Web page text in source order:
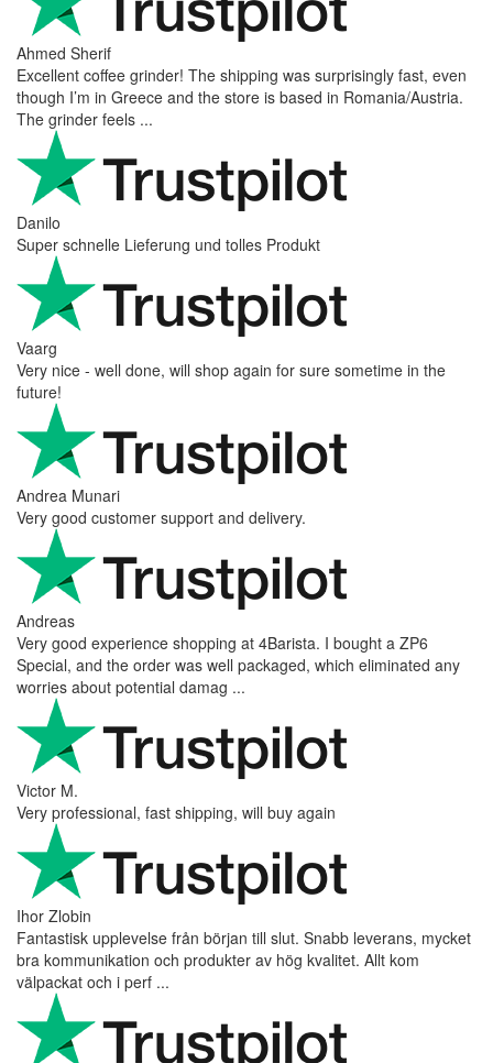
Ahmed Sherif
Excellent coffee grinder! The shipping was surprisingly fast, even
though I’m in Greece and the store is based in Romania/Austria.
The grinder feels ...
Danilo
Super schnelle Lieferung und tolles Produkt
Vaarg
Very nice - well done, will shop again for sure sometime in the
future!
Andrea Munari
Very good customer support and delivery.
Andreas
Very good experience shopping at 4Barista. I bought a ZP6
Special, and the order was well packaged, which eliminated any
worries about potential damag ...
Victor M.
Very professional, fast shipping, will buy again
Ihor Zlobin
Fantastisk upplevelse från början till slut. Snabb leverans, mycket
bra kommunikation och produkter av hög kvalitet. Allt kom
välpackat och i perf ...